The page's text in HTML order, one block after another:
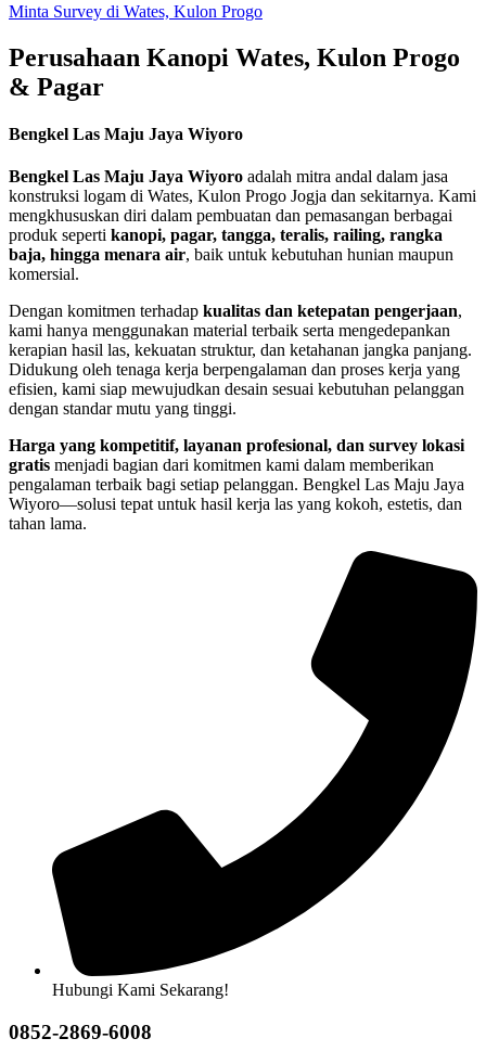
Minta Survey di Wates, Kulon Progo
Perusahaan Kanopi Wates, Kulon Progo
& Pagar
Bengkel Las Maju Jaya Wiyoro
Bengkel Las Maju Jaya Wiyoro adalah mitra andal dalam jasa
konstruksi logam di Wates, Kulon Progo Jogja dan sekitarnya. Kami
mengkhususkan diri dalam pembuatan dan pemasangan berbagai
produk seperti kanopi, pagar, tangga, teralis, railing, rangka
baja, hingga menara air, baik untuk kebutuhan hunian maupun
komersial.
Dengan komitmen terhadap kualitas dan ketepatan pengerjaan,
kami hanya menggunakan material terbaik serta mengedepankan
kerapian hasil las, kekuatan struktur, dan ketahanan jangka panjang.
Didukung oleh tenaga kerja berpengalaman dan proses kerja yang
efisien, kami siap mewujudkan desain sesuai kebutuhan pelanggan
dengan standar mutu yang tinggi.
Harga yang kompetitif, layanan profesional, dan survey lokasi
gratis menjadi bagian dari komitmen kami dalam memberikan
pengalaman terbaik bagi setiap pelanggan. Bengkel Las Maju Jaya
Wiyoro—solusi tepat untuk hasil kerja las yang kokoh, estetis, dan
tahan lama.
Hubungi Kami Sekarang!
0852-2869-6008